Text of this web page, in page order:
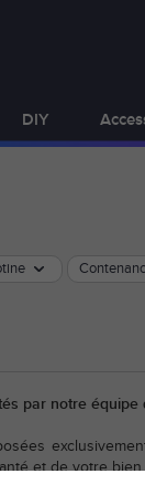
DIY
par notre
et de votre